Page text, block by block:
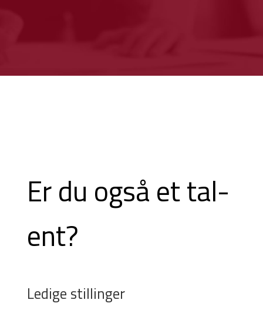
Er du også et tal-
ent?
Ledige stillinger